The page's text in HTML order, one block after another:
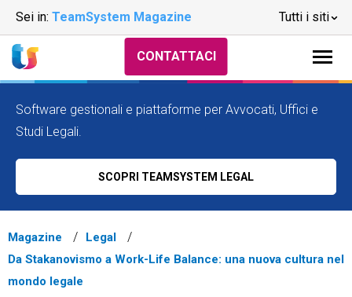
Sei in: TeamSystem Magazine Tutti i siti
CONTATTACI
Software gestionali e piattaforme per Avvocati, Uffici e
Studi Legali.
SCOPRI TEAMSYSTEM LEGAL
Magazine
Legal
Da Stakanovismo a Work-Life Balance: una nuova cultura nel
mondo legale